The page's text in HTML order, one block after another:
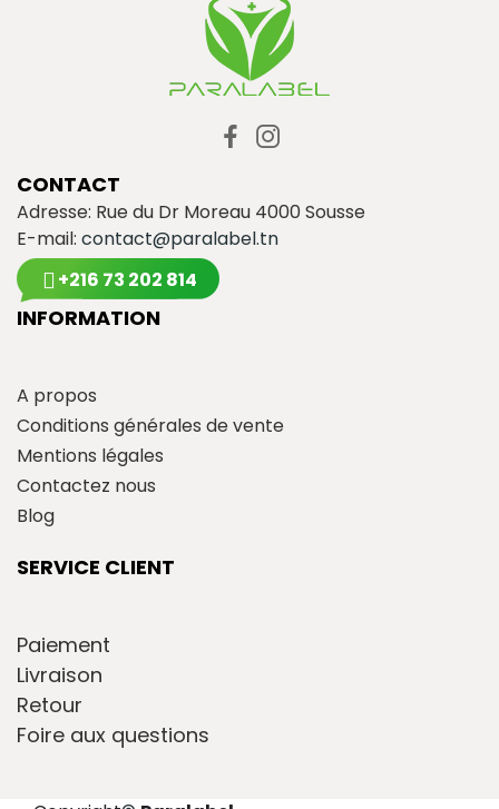
CONTACT
Adresse: Rue du Dr Moreau 4000 Sousse
E-mail: contact@paralabel.tn
+216 73 202 814
INFORMATION
A propos
Conditions générales de vente
Mentions légales
Contactez nous
Blog
SERVICE CLIENT
Paiement
Livraison
Retour
Foire aux questions